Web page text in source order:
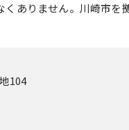
ありません。川崎市を
104